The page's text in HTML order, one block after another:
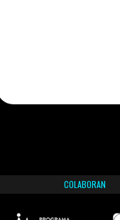
COLABORAN